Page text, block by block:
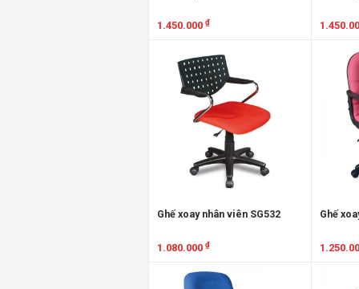
1.450.000 ₫
Xem
Ghế xoay nhân viên SG532
1.080.000 ₫
Xem chi tiết
Ghế